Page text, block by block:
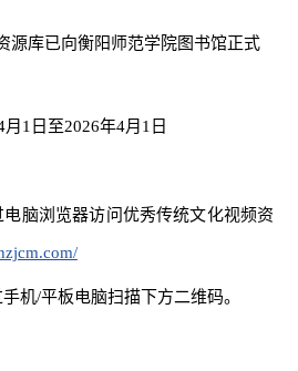
源库已向衡阳师范学院图书馆正式
月1日 至2026年4月 1 日
电脑浏览器访问优秀传统文化视频资
机/平板电脑扫描下方二维码。